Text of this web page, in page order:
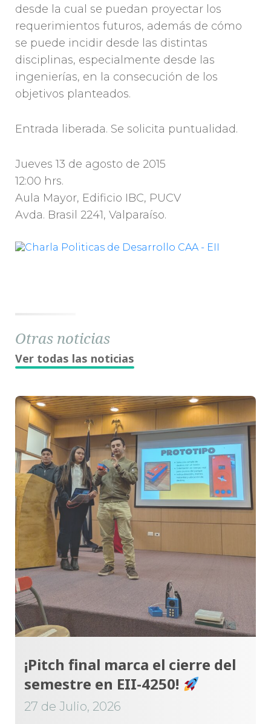
desde la cual se puedan proyectar los
requerimientos futuros, además de cómo
se puede incidir desde las distintas
disciplinas, especialmente desde las
ingenierías, en la consecución de los
objetivos planteados.
Entrada liberada. Se solicita puntualidad.
Jueves 13 de agosto de 2015
12:00 hrs.
Aula Mayor, Edificio IBC, PUCV
Avda. Brasil 2241, Valparaíso.
Otras noticias
Ver todas las noticias
¡Pitch final marca el cierre del
semestre en EII-4250!
27 de Julio, 2026